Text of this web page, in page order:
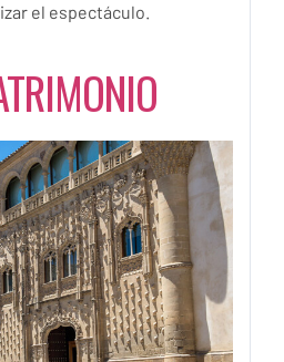
el espectáculo.